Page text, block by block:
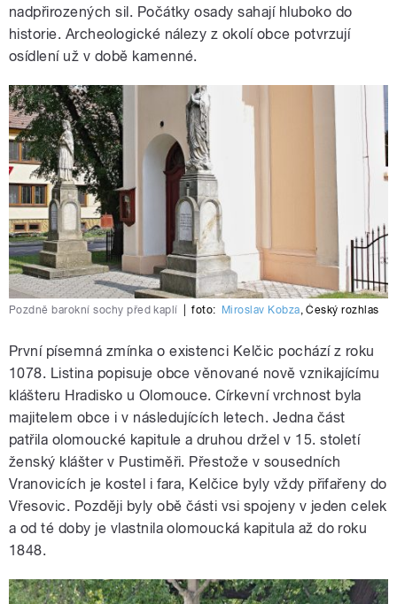
nadpřirozených sil. Počátky osady sahají hluboko do
historie. Archeologické nálezy z okolí obce potvrzují
osídlení už v době kamenné.
Pozdně barokní sochy před kaplí foto: Miroslav Kobza,Český rozhlas
První písemná zmínka o existenci Kelčic pochází z roku
1078. Listina popisuje obce věnované nově vznikajícímu
klášteru Hradisko u Olomouce. Církevní vrchnost byla
majitelem obce i v následujících letech. Jedna část
patřila olomoucké kapitule a druhou držel v 15. století
ženský klášter v Pustiměři. Přestože v sousedních
Vranovicích je kostel i fara, Kelčice byly vždy přifařeny do
Vřesovic. Později byly obě části vsi spojeny v jeden celek
a od té doby je vlastnila olomoucká kapitula až do roku
1848.